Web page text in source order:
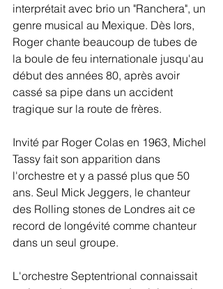
interprétait avec brio un "Ranchera", un
genre musical au Mexique. Dès lors,
Roger chante beaucoup de tubes de
la boule de feu internationale jusqu'au
début des années 80, après avoir
cassé sa pipe dans un accident
tragique sur la route de frères.
Invité par Roger Colas en 1963, Michel
Tassy fait son apparition dans
l'orchestre et y a passé plus que 50
ans. Seul Mick Jeggers, le chanteur
des Rolling stones de Londres ait ce
record de longévité comme chanteur
dans un seul groupe.
L'orchestre Septentrional connaissait